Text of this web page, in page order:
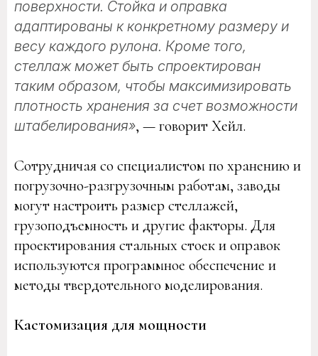
поверхности. Стойка и оправка
адаптированы к конкретному размеру и
весу каждого рулона. Кроме того,
стеллаж может быть спроектирован
таким образом, чтобы максимизировать
плотность хранения за счет возможности
штабелирования», — говорит Хейл.
Сотрудничая со специалистом по хранению и
погрузочно-разгрузочным работам, заводы
могут настроить размер стеллажей,
грузоподъемность и другие факторы. Для
проектирования стальных стоек и оправок
используются программное обеспечение и
методы твердотельного моделирования.
Кастомизация для мощности